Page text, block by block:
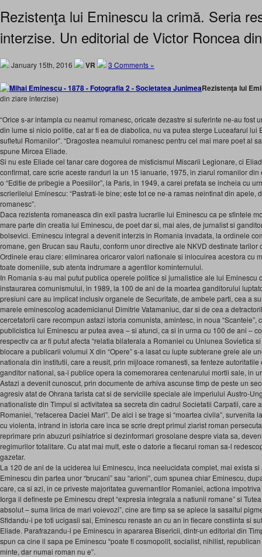
Rezistenţa lui Eminescu la crimă. Seria
interzise. Un editorial de Victor Roncea
January 15th, 2016 VR 3 Comments »
Rezistenţa lui
din ziare interzise)
“Orice s-ar intampla cu neamul romanesc, oricate dezastre si suferinte ne-au fost
din lume si nicio politie, cat ar fi ea de diabolica, nu va putea sterge Luceafarul lui
sufletul Romanilor”. “Dragostea neamului romanesc pentru cel mai mare poet al
spune Mircea Eliade.
Si nu este Eliade cel tanar care dogorea de misticismul Miscarii Legionare, ci
confirmat, care scrie aceste randuri la un 15 ianuarie, 1975, in ziarul romanilor din
o “Editie de pribegie a Poesiilor”, la Paris, in 1949, a carei prefata se incheia cu
scrierilelui Eminescu: “Pastrati-le bine; este tot ce ne-a ramas neintinat din apele,
romanesc”.
Daca rezistenta romaneasca din exil pastra lucrarile lui Eminescu ca pe sfintele
mare parte din creatia lui Eminescu, de poet dar si, mai ales, de jurnalist si
bolsevici. Eminescu integral a devenit interzis in Romania invadata, la ordinele
romane, gen Brucan sau Rautu, conform unor directive ale NKVD destinate
Ordinele erau clare: eliminarea oricaror valori nationale si inlocuirea acestora cu
toate domeniile, sub atenta indrumare a agentilor kominternului.
In Romania s-au mai putut publica operele politice si jurnalistice ale lui Eminescu
instaurarea comunismului, in 1989, la 100 de ani de la moartea ganditorului
presiuni care au implicat inclusiv organele de Securitate, de ambele parti, cea a
marele eminescolog academicianul Dimitrie Vatamaniuc, dar si de cea a
cercetatorii care recompun astazi istoria comunista, amintesc, in noua “Scanteie”,
publicistica lui Eminescu ar putea avea – si atunci, ca si in urma cu 100 de ani –
respectiv ca ar fi putut afecta “relatia bilaterala a Romaniei cu Uniunea Sovietica
blocare a publicarii volumui X din “Opere” s-a lasat cu lupte subterane grele ale
nationala din institutii, care a reusit, prin mijloace romanesti, sa fenteze
ganditor national, sa-i publice opera la comemorarea centenarului mortii sale, in
Astazi a devenit cunoscut, prin documente de arhiva ascunse timp de peste un
agresiv atat de Ohrana tarista cat si de serviciile speciale ale imperiului Austro-
nationaliste din Timpul si activitatea sa secreta din cadrul Societatii Carpatii, care
Romaniei, “refacerea Daciei Mari”. De aici i se trage si “moartea civila”, survenita
cu violenta, intrand in istoria care inca se scrie drept primul ziarist roman
reprimare prin abuzuri psihiatrice si dezinformari grosolane despre viata sa,
regimurilor totalitare. Cu atat mai mult, este o datorie a fiecarui roman sa-l
gazetar.
La 120 de ani de la uciderea lui Eminescu, inca neelucidata complet, mai exista
Eminescu din partea unor “brucani” sau “arioni”, cum spunea chiar Eminescu,
care, ca si azi, in ce priveste majoritatea guvernantilor Romaniei, actiona
Iorga il defineste pe Eminescu drept “expresia integrala a natiunii romane” si
absolut – suma lirica de mari voievozi”, cine are timp sa se aplece la sasaitul
Sfidandu-i pe toti ucigasii sai, Eminescu renaste an cu an in fiecare constiinta si
Eliade. Parafrazandu-l pe Eminescu in apararea Bisericii, dintr-un editorial din
spun ca cine il sapa pe Eminescu “poate fi cosmopolit, socialist, nihilist,
minte, dar numai roman nu e”.